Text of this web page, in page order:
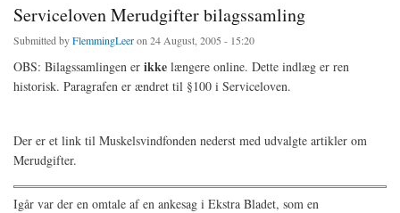
Serviceloven Merudgifter bilagssamling
Submitted byFlemmingLeeron 24 August, 2005 - 15:20
OBS: Bilagssamlingen er ikke længere online. Dette indlæg er ren
historisk. Paragrafen er ændret til §100 i Serviceloven.
Der er et link til Muskelsvindfonden nederst med udvalgte artikler om
Merudgifter.
Igår var der en omtale af en ankesag i Ekstra Bladet, som en